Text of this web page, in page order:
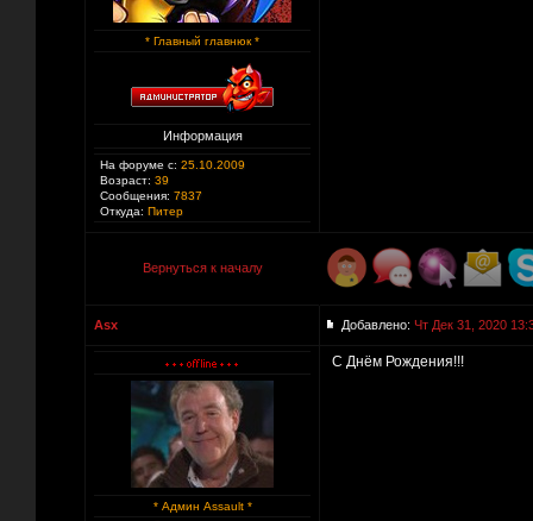
* Главный главнюк *
Информация
На форуме с: 25.10.2009
Возраст: 39
Сообщения: 7837
Откуда: Питер
Вернуться к началу
Asx Добавлено: Чт Дек 31, 2020
* Админ Assault *
C Днём Рождения!!!